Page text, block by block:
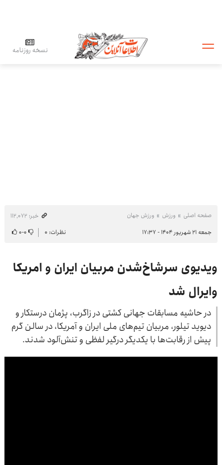
نسخه روزنامه
صفحه اصلی ورزش ورزش جهان
خبر: ۱۱۲٬۰۷۲
جمعه ۲۱ شهریور ۱۴۰۴ - ۱۷:۳۷
نظرات: ۰ ۰-۰
ویدیوی سرشاخ‌شدن مربیان ایران و امریکا
وایرال شد
در حاشیه مسابقات جهانی کشتی در زاگرب، پژمان درستکار و
دیوید تیلور، مربیان تیم‌های ملی ایران و آمریکا، در سالن گرم
پیش از رقابت‌ها با یکدیگر درگیر لفظی و تنش‌آلود شدند.